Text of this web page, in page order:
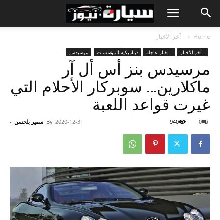
Home - آخر الأخبار
- آخر الأخبار - اخبار عاجلة ديناميكية المؤسسات مرسيدس
مرسيدس بنز أس أل آر
ماكلارين… سوبركار الأحلام التي
غيرت قواعد اللعبة
By سمير بلحسن - 2020-12-31 0
940